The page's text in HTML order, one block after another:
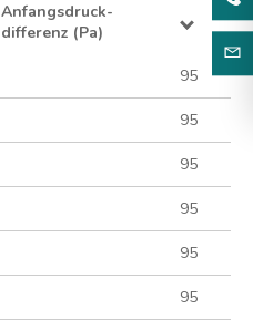
Anfangsdruck-
differenz (Pa)
95
95
95
95
95
95